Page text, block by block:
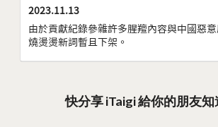
2023.11.13
由於貢獻紀錄參雜許多腥羶內容與中國惡
燒燙燙新詞暫且下架。
快分享 iTaigi 給你的朋友知